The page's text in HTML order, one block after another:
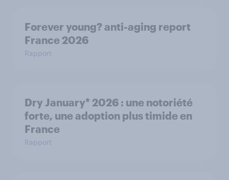
Forever young? anti-aging report
France 2026
Rapport
Dry January* 2026 : une notoriété
forte, une adoption plus timide en
France
Rapport